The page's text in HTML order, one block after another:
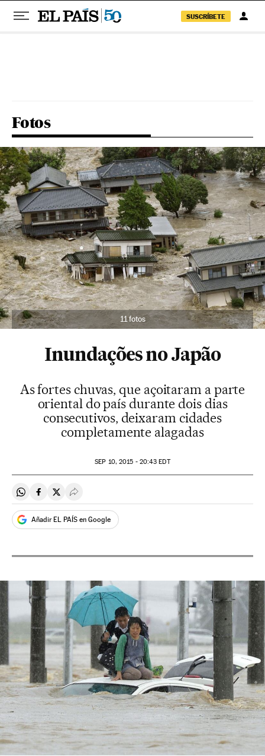
SUSCRÍBETE
Fotos
11 fotos
Inundações no Japão
As fortes chuvas, que açoitaram a parte
oriental do país durante dois dias
consecutivos, deixaram cidades
completamente alagadas
SEP 10, 2015 - 20:43 EDT
Compartir en Whatsapp
Compartir en Facebook
Compartir en Twitter
Desplegar Redes Sociales
Añadir EL PAÍS en Google